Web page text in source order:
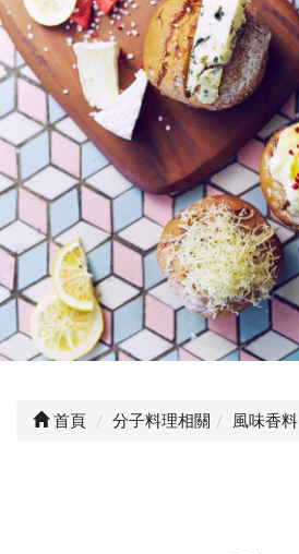
首頁 分子料理相關 風味香料